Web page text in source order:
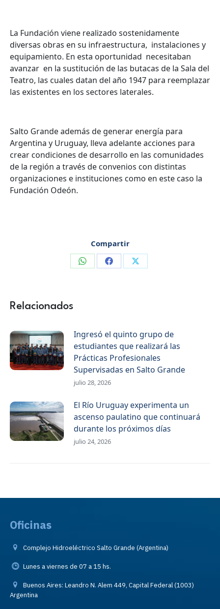
La Fundación viene realizado sostenidamente
diversas obras en su infraestructura, instalaciones y
equipamiento. En esta oportunidad necesitaban
avanzar en la sustitución de las butacas de la Sala del
Teatro, las cuales datan del año 1947 para reemplazar
las existentes en los sectores laterales.
Salto Grande además de generar energía para
Argentina y Uruguay, lleva adelante acciones para
crear condiciones de desarrollo en las comunidades
de la región a través de convenios con distintas
organizaciones e instituciones como en este caso la
Fundación Odeón.
Compartir
CompartirCompartirCompartir
Relacionados
Ingresó el quinto grupo de
estudiantes que realizará las
Prácticas Profesionales
Supervisadas en Salto Grande
julio 28, 2026
El Río Uruguay experimenta un
ascenso paulatino que continuará
durante los próximos días
julio 24, 2026
Oficinas
Complejo Hidroeléctrico Salto Grande (Argentina)
Lunes a viernes de 07 a 15 hs.
Buenos Aires: Leandro N. Alem 449, Capital Federal (1003)
Argentina